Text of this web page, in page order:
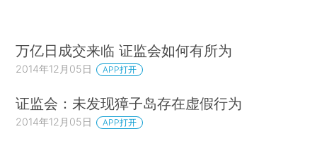
万亿日成交来临 证监会如何有所为
2014年12月05日 APP打开
证监会：未发现獐子岛存在虚假行为
2014年12月05日 APP打开